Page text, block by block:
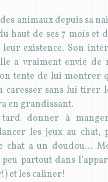
animaux depuis sa
haut de ses 7 mois et
leur existence. Son
a vraiment envie de
tente de lui montrer
caresser sans lui tirer
en grandissant.
tard donner à
les jeux au chat,
chat a un doudou…
partout dans
et les caliner!